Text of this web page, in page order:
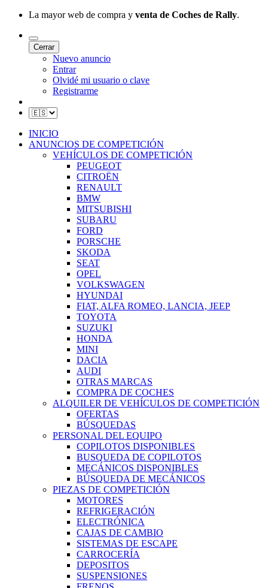
La mayor web de compra y venta de Coches de Rally.
Cerrar
Nuevo anuncio
Entrar
Olvidé mi usuario o clave
Registrarme
INICIO
ANUNCIOS DE COMPETICIÓN
VEHÍCULOS DE COMPETICIÓN
PEUGEOT
CITROËN
RENAULT
BMW
MITSUBISHI
SUBARU
FORD
PORSCHE
SKODA
SEAT
OPEL
VOLKSWAGEN
HYUNDAI
FIAT, ALFA ROMEO, LANCIA, JEEP
TOYOTA
SUZUKI
HONDA
MINI
DACIA
AUDI
OTRAS MARCAS
COMPRA DE COCHES
ALQUILER DE VEHÍCULOS DE COMPETICIÓN
OFERTAS
BÚSQUEDAS
PERSONAL DEL EQUIPO
COPILOTOS DISPONIBLES
BUSQUEDA DE COPILOTOS
MECÁNICOS DISPONIBLES
BÚSQUEDA DE MECÁNICOS
PIEZAS DE COMPETICIÓN
MOTORES
REFRIGERACIÓN
ELECTRÓNICA
CAJAS DE CAMBIO
SISTEMAS DE ESCAPE
CARROCERÍA
DEPOSITOS
SUSPENSIONES